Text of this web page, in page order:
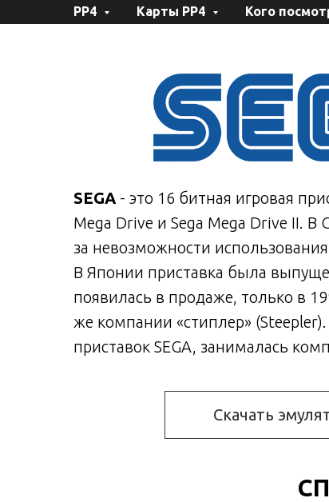
РР4 Карты РР4 Кого
SEGA - это 16 битная игровая
Mega Drive и Sega Mega Drive II. В
за невозможности
В Японии приставка была
появилась в продаже, только в
же компании «стиплер»
приставок SEGA, занималась
Скачать